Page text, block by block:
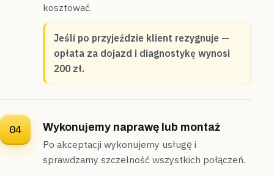
miejscu geofonem namierzyliśmy pęknięcie na podejściu
pod tarasem —źródło wycieku znaleźliśmy zgodnie z
zapowiedzianą ceną.
Źródło znalezione Cena znana z góry
cofał się do brodzika.”
Rozkręciliśmy syfon zbiorczy i wymieniliśmy skorodowane
złącze na nowe —na wymienione złącze dajemy
dwuletnią gwarancję.
kosztować.
Jeśli po przyjeździe klient rezygnuje —
opłata za dojazd i diagnostykę wynosi
200 zł.
04
Wykonujemy naprawę lub montaż
Po akceptacji wykonujemy usługę i
sprawdzamy szczelność wszystkich połączeń.